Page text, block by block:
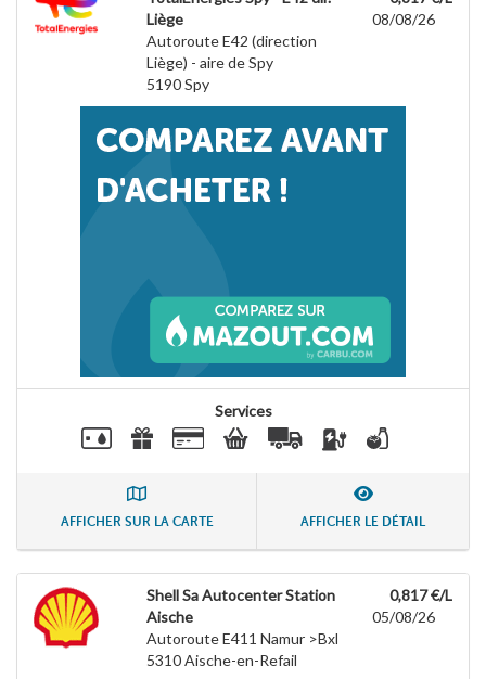
Liège
Autoroute E42 (direction
Liège) - aire de Spy
5190Spy
08/08/26
Services
AFFICHER SUR LA CARTE AFFICHER LE DÉTAIL
Shell Sa Autocenter Station
Aische
Autoroute E411 Namur >Bxl
5310Aische-en-Refail
0,817 €/L
05/08/26